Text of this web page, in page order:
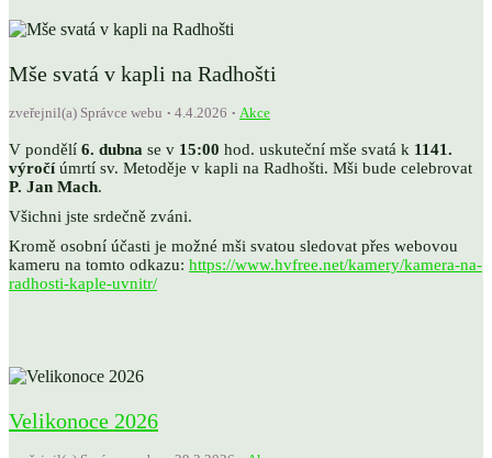
Mše svatá v kapli na Radhošti
zveřejnil(a) Správce webu 4.4.2026 Akce
V pondělí 6. dubna se v 15:00 hod. uskuteční mše svatá k 1141.
výročíúmrtí sv. Metoděje v kapli na Radhošti. Mši bude celebrovat
P. Jan Mach.
Všichni jste srdečně zváni.
Kromě osobní účasti je možné mši svatou sledovat přes webovou
kameru na tomto odkazu: https://www.hvfree.net/kamery/kamera-na-
radhosti-kaple-uvnitr/
Velikonoce 2026